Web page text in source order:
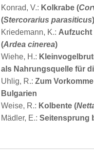
Konrad, V.: Kolkrabe (
(Stercorarius parasiticus)
Kriedemann, K.: Aufzucht
(Ardea cinerea)
Wiehe, H.:
als Nahrungsquelle für
Uhlig, R.: Zum
Bulgarien
Weise, R.: Kolbente (
Mädler, E.: Seitensprung